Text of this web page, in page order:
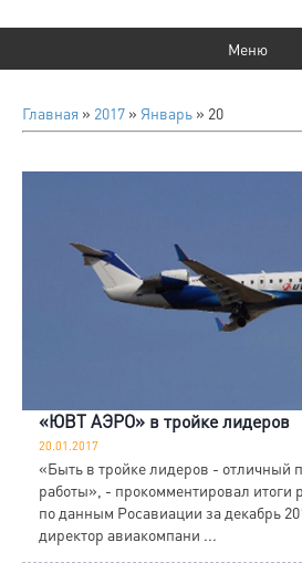
Главная » 2017 » Январь » 20
«ЮВТ АЭРО» в тройке лидеров
20.01.2017
«Быть в тройке лидеров - отличный
работы», - прокомментировал итоги
по данным Росавиации за декабрь
директор авиакомпани ...